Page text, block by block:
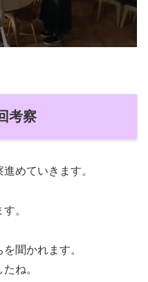
考察
めていきます。
。
聞かれます。
ね。